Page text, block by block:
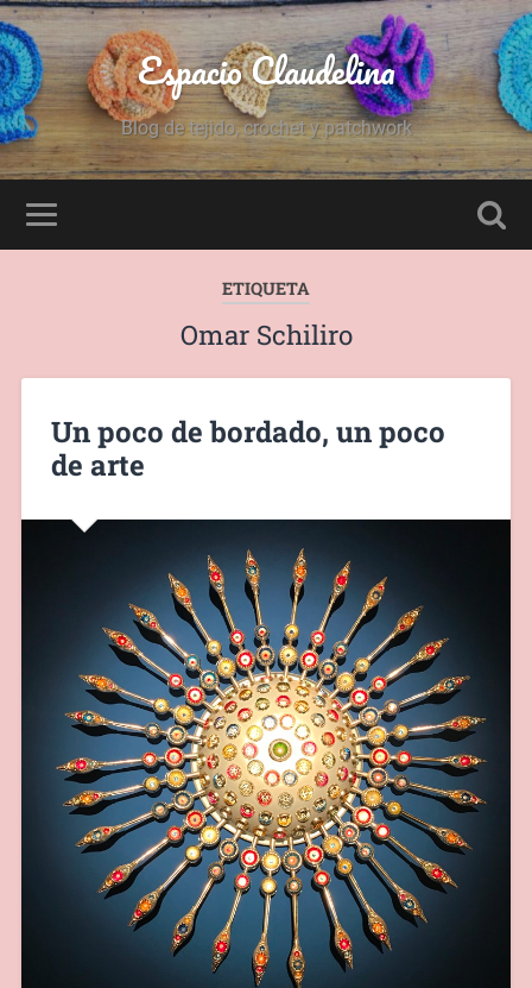
Espacio Claudelina
Blog de tejido, crochet y patchwork
ETIQUETA
Omar Schiliro
Un poco de bordado, un poco
de arte